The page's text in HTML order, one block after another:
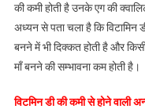
की कमी होती है उनके एग की
अध्यन से पता चला है कि विटामिन
बनने में भी दिक्कत होती है और
माँ बनने की सम्भावना कम होती है।
विटमिन डी की कमी से होने वाली